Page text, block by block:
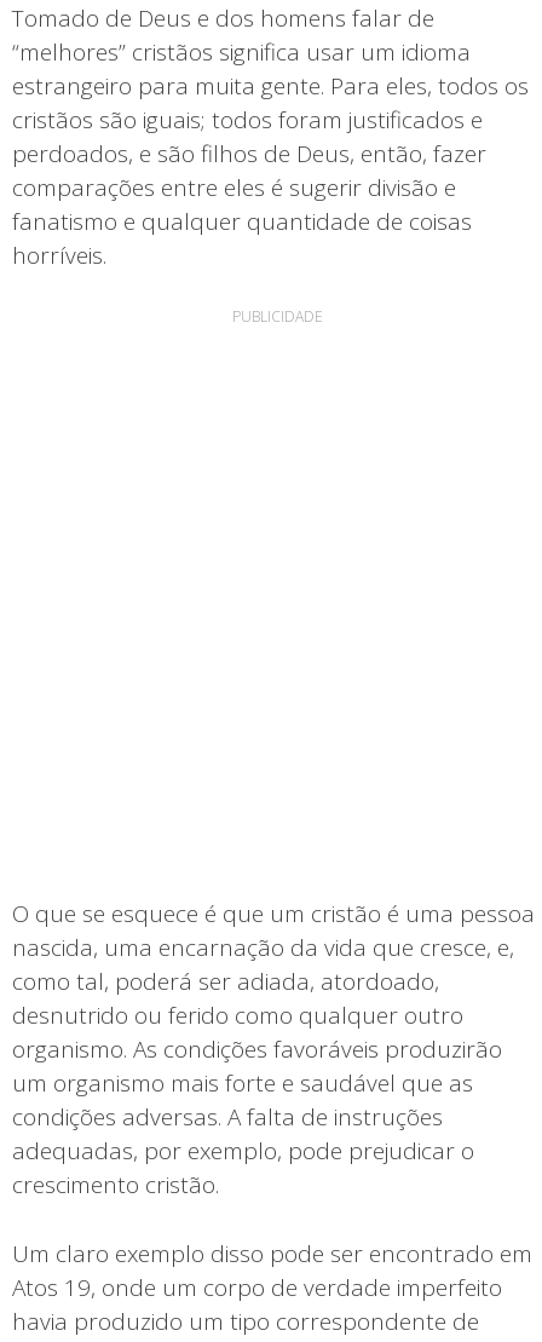
Tomado de Deus e dos homens falar de
“melhores” cristãos significa usar um idioma
estrangeiro para muita gente. Para eles, todos os
cristãos são iguais; todos foram justificados e
perdoados, e são filhos de Deus, então, fazer
comparações entre eles é sugerir divisão e
fanatismo e qualquer quantidade de coisas
horríveis.
PUBLICIDADE
O que se esquece é que um cristão é uma pessoa
nascida, uma encarnação da vida que cresce, e,
como tal, poderá ser adiada, atordoado,
desnutrido ou ferido como qualquer outro
organismo. As condições favoráveis produzirão
um organismo mais forte e saudável que as
condições adversas. A falta de instruções
adequadas, por exemplo, pode prejudicar o
crescimento cristão.
Um claro exemplo disso pode ser encontrado em
Atos 19, onde um corpo de verdade imperfeito
havia produzido um tipo correspondente de